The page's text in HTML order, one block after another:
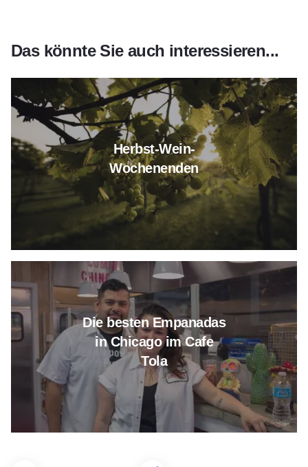
Das könnte Sie auch interessieren...
Herbst-Wein-
Wochenenden
Erfahren Sie mehr über
Die besten Empanadas
in Chicago im Cafe
Tola
Erfahren Sie mehr über die